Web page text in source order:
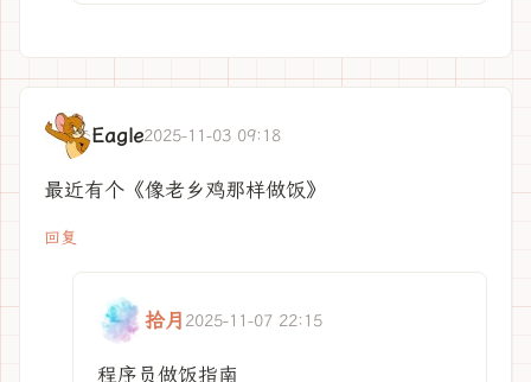
Eagle2025-11-03 09:18
最近有个《像老乡鸡那样做饭》
回复
拾月 2025-11-07 22:15
程序员做饭指南